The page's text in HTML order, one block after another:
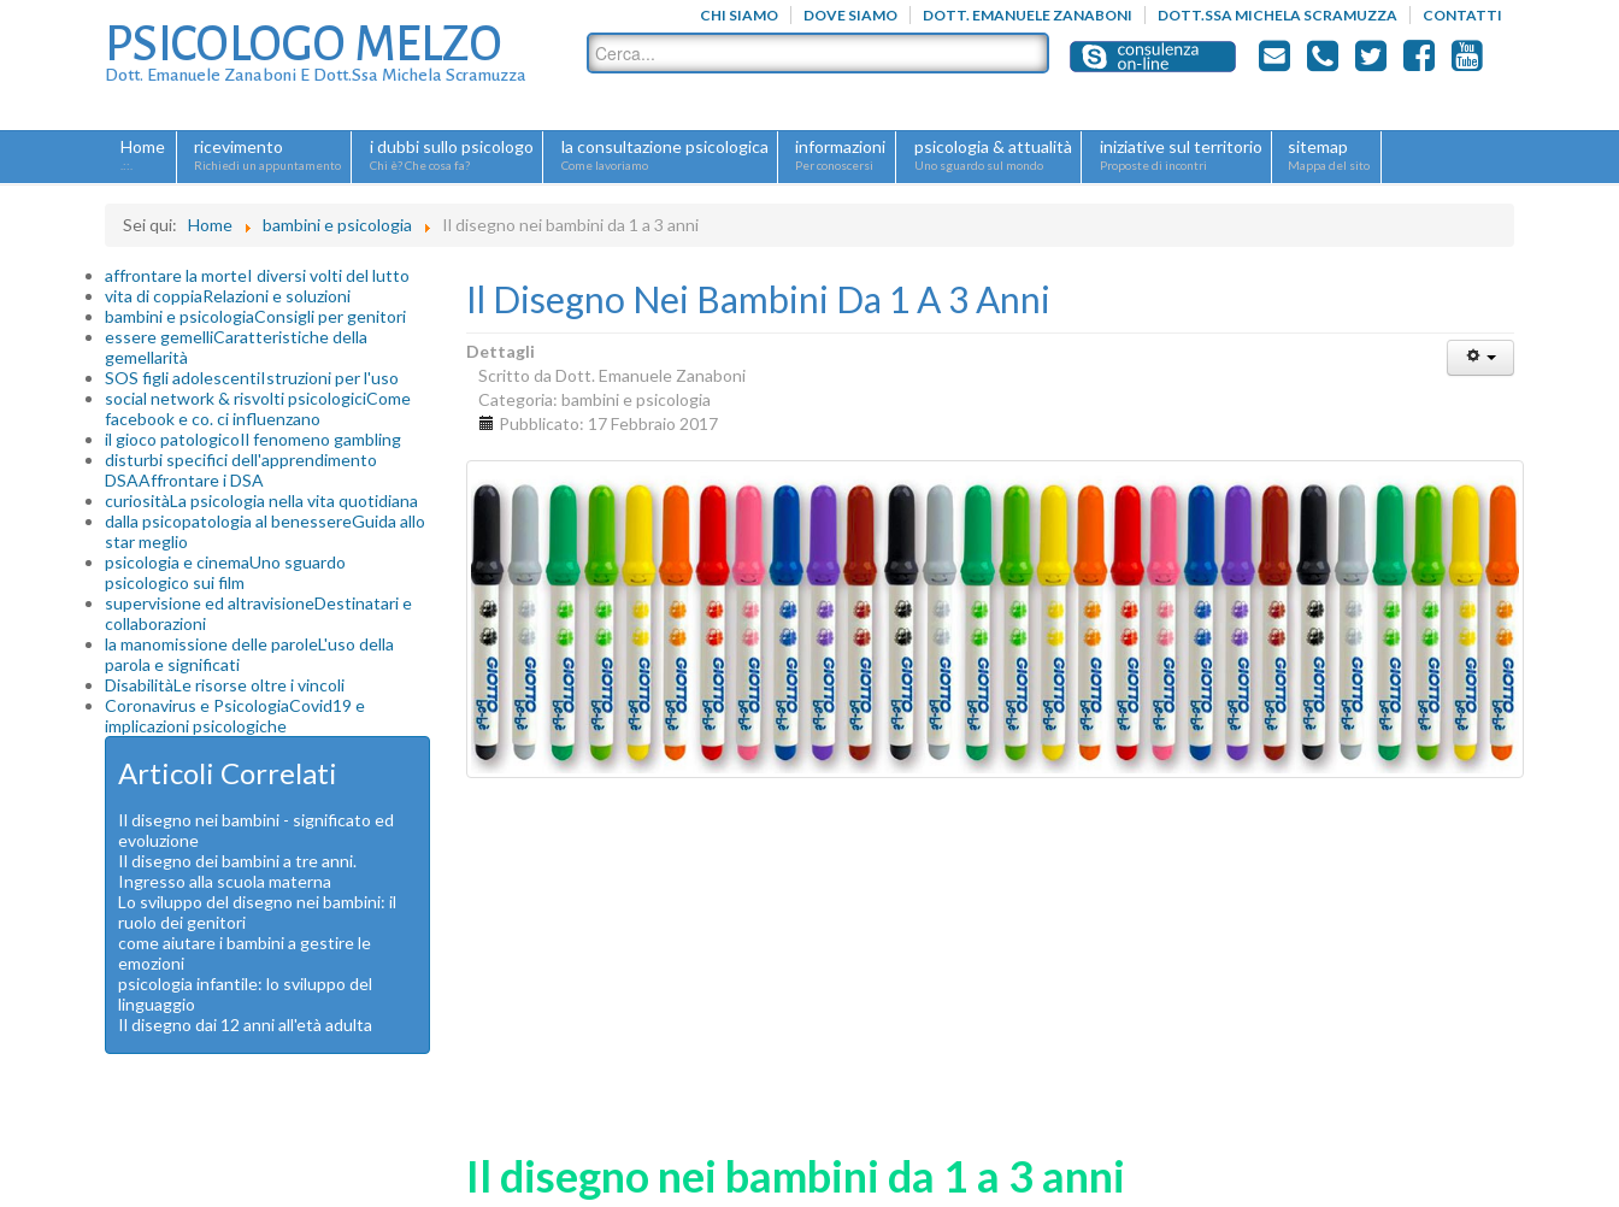
CHI SIAMO DOVE SIAMO DOTT. EMANUELE ZANABONI DOTT.SSA MICHELA SCRAMUZZA CONTATTI
PSICOLOGO MELZO
Dott. Emanuele Zanaboni E Dott.ssa Michela Scramuzza
Home
.::.
ricevimento
Richiedi un appuntamento
i dubbi sullo psicologo
Chi è? Che cosa fa?
la consultazione psicologica
Come lavoriamo
informazioni
Per conoscersi
psicologia & attualità
Uno sguardo sul mondo
iniziative sul territorio
Proposte di incontri
sitemap
Mappa del sito
Sei qui: Home bambini e psicologia Il disegno nei bambini da 1 a 3 anni
affrontare la morteI diversi volti del lutto
vita di coppiaRelazioni e soluzioni
bambini e psicologiaConsigli per genitori
essere gemelliCaratteristiche della
gemellarità
SOS figli adolescentiIstruzioni per l'uso
social network & risvolti psicologiciCome
facebook e co. ci influenzano
il gioco patologicoIl fenomeno gambling
disturbi specifici dell'apprendimento
DSAAffrontare i DSA
curiositàLa psicologia nella vita quotidiana
dalla psicopatologia al benessereGuida allo
star meglio
psicologia e cinemaUno sguardo
psicologico sui film
supervisione ed altravisioneDestinatari e
collaborazioni
la manomissione delle paroleL'uso della
parola e significati
DisabilitàLe risorse oltre i vincoli
Coronavirus e PsicologiaCovid19 e
implicazioni psicologiche
Articoli Correlati
Il disegno nei bambini - significato ed
evoluzione
Il disegno dei bambini a tre anni.
Ingresso alla scuola materna
Lo sviluppo del disegno nei bambini: il
ruolo dei genitori
come aiutare i bambini a gestire le
emozioni
psicologia infantile: lo sviluppo del
linguaggio
Il disegno dai 12 anni all'età adulta
Il Disegno Nei Bambini Da 1 A 3 Anni
Dettagli
Scritto da Dott. Emanuele Zanaboni
Categoria: bambini e psicologia
Pubblicato: 17 Febbraio 2017
Il disegno nei bambini da 1 a 3 anni